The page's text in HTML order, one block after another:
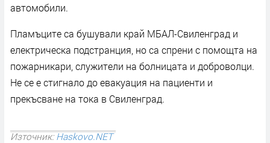
автомобили.
Пламъците са бушували край МБАЛ-Свиленград и
електрическа подстранция, но са спрени с помощта на
пожарникари, служители на болницата и доброволци.
Не се е стигнало до евакуация на пациенти и
прекъсване на тока в Свиленград.
Източник:Haskovo.NET